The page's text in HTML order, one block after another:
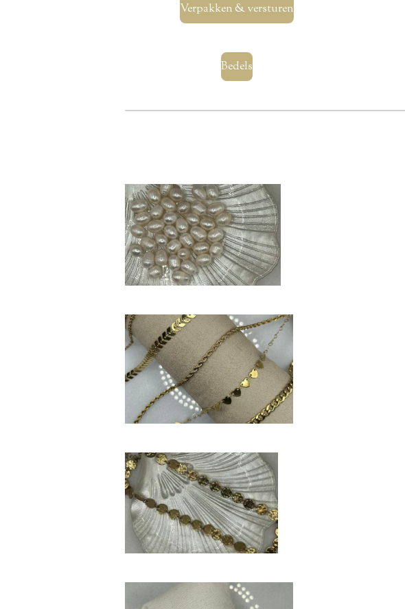
Verpakken & versturen
Bedels